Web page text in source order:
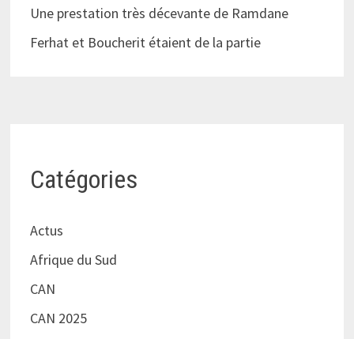
Une prestation très décevante de Ramdane
Ferhat et Boucherit étaient de la partie
Catégories
Actus
Afrique du Sud
CAN
CAN 2025